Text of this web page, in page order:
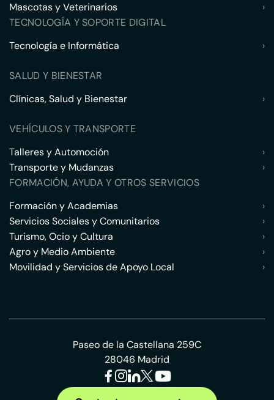
Mascotas y Veterinarios
›
TECNOLOGÍA Y SOPORTE DIGITAL
Tecnología e Informática
›
SALUD Y BIENESTAR
Clínicas, Salud y Bienestar
›
VEHÍCULOS Y TRANSPORTE
Talleres y Automoción
›
Transporte y Mudanzas
›
FORMACIÓN, AYUDA Y OTROS SERVICIOS
Formación y Academias
›
Servicios Sociales y Comunitarios
›
Turismo, Ocio y Cultura
›
Agro y Medio Ambiente
›
Movilidad y Servicios de Apoyo Local
›
Paseo de la Castellana 259C
28046 Madrid